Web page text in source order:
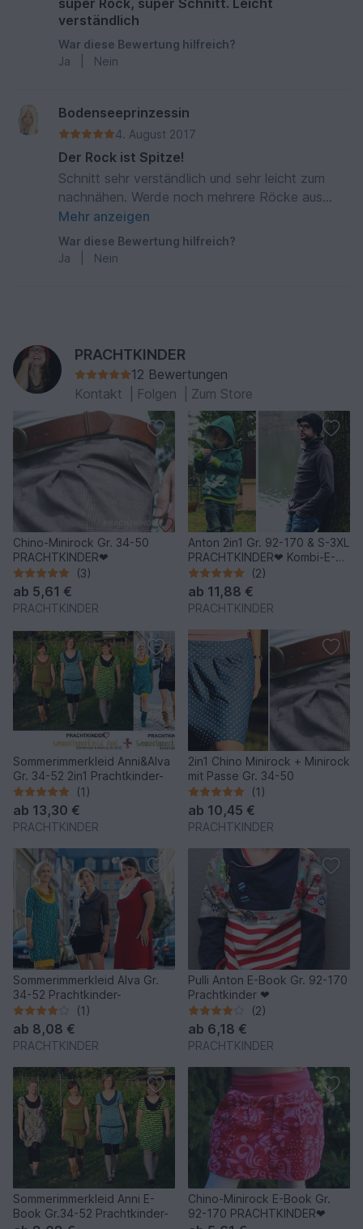
verständlich
War diese Bewertung hilfreich?
Ja
Nein
Bodenseeprinzessin
4. August 2017
Der Rock ist Spitze!
Schnitt sehr verständlich und sehr leicht zum
nachnähen. Werde noch mehrere Röcke aus
dem Schnitt nähen!
Mehr anzeigen
War diese Bewertung hilfreich?
Ja
Nein
PRACHTKINDER
12 Bewertungen
Kontakt
Folgen Zum Store
Chino-Minirock Gr. 34-50
PRACHTKINDER❤
(3)
ab 5,61 €
PRACHTKINDER
Anton 2in1 Gr. 92-170 & S-3XL
PRACHTKINDER❤ Kombi-E-
Book
(2)
ab 11,88 €
PRACHTKINDER
Sommerimmerkleid Anni&Alva
Gr. 34-52 2in1 Prachtkinder-
(1)
ab 13,30 €
PRACHTKINDER
2in1 Chino Minirock + Minirock
mit Passe Gr. 34-50
(1)
ab 10,45 €
PRACHTKINDER
Sommerimmerkleid Alva Gr.
34-52 Prachtkinder-
(1)
ab 8,08 €
PRACHTKINDER
Pulli Anton E-Book Gr. 92-170
Prachtkinder ❤
(2)
ab 6,18 €
PRACHTKINDER
Sommerimmerkleid Anni E-
Book Gr.34-52 Prachtkinder-
Chino-Minirock E-Book Gr.
92-170 PRACHTKINDER❤